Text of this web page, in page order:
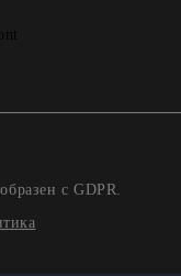
с GDPR.